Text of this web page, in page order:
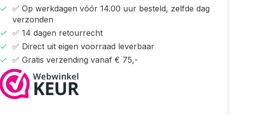
✅ Op werkdagen vóór 14.00 uur besteld, zelfde dag
verzonden
✅ 14 dagen retourrecht
✅ Direct uit eigen voorraad leverbaar
✅ Gratis verzending vanaf € 75,-